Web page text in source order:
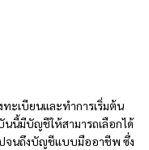
ะเบียนและทำการเริ่มต้น
นนี้มีบัญชีให้สามารถเลือกได้
จนถึงบัญชีแบบมืออาชีพ ซึ่ง